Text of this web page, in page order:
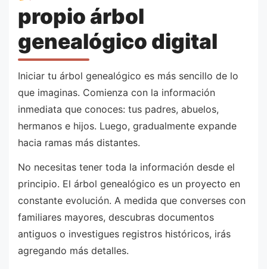
propio árbol
genealógico digital
Iniciar tu árbol genealógico es más sencillo de lo
que imaginas. Comienza con la información
inmediata que conoces: tus padres, abuelos,
hermanos e hijos. Luego, gradualmente expande
hacia ramas más distantes.
No necesitas tener toda la información desde el
principio. El árbol genealógico es un proyecto en
constante evolución. A medida que converses con
familiares mayores, descubras documentos
antiguos o investigues registros históricos, irás
agregando más detalles.